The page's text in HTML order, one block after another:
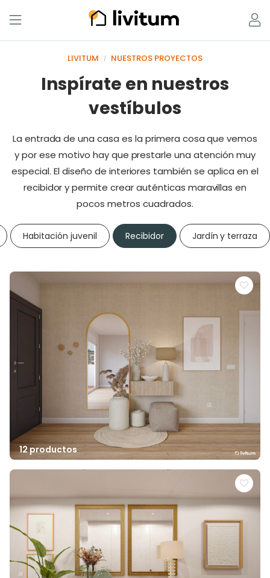
LIVITUM / NUESTROS PROYECTOS
Inspírate en nuestros
vestíbulos
La entrada de una casa es la primera cosa que vemos
y por ese motivo hay que prestarle una atención muy
especial. El diseño de interiores también se aplica en el
recibidor y permite crear auténticas maravillas en
pocos metros cuadrados.
Habitación juvenil Recibidor Jardín y terraza
12 productos